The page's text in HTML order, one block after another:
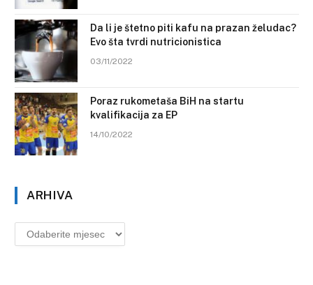
Da li je štetno piti kafu na prazan želudac?
Evo šta tvrdi nutricionistica
03/11/2022
Poraz rukometaša BiH na startu
kvalifikacija za EP
14/10/2022
ARHIVA
Arhiva